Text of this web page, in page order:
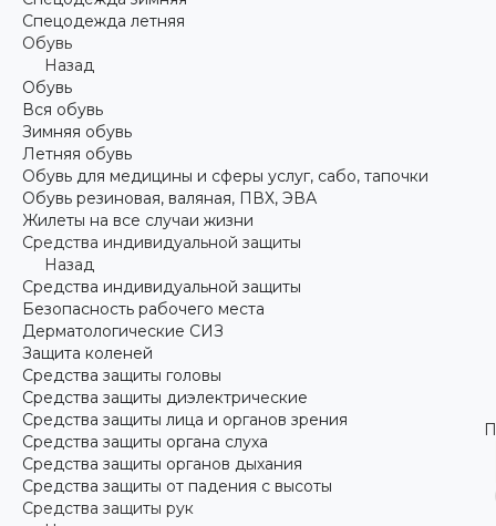
Спецодежда летняя
Обувь
Назад
Обувь
Вся обувь
Зимняя обувь
Летняя обувь
Обувь для медицины и сферы услуг, сабо, тапочки
Обувь резиновая, валяная, ПВХ, ЭВА
Жилеты на все случаи жизни
Средства индивидуальной защиты
Назад
Средства индивидуальной защиты
Безопасность рабочего места
Дерматологические СИЗ
Защита коленей
Средства защиты головы
Средства защиты диэлектрические
Средства защиты лица и органов зрения
Средства защиты органа слуха
Средства защиты органов дыхания
Средства защиты от падения с высоты
Средства защиты рук